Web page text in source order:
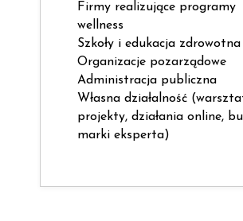
Firmy realizujące programy
wellness
Szkoły i edukacja zdrowotna
Organizacje pozarządowe
Administracja publiczna
Własna działalność
projekty, działania online,
marki eksperta)